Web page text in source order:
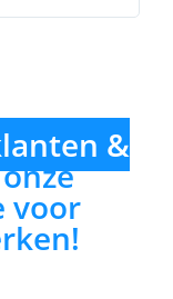
&
voor